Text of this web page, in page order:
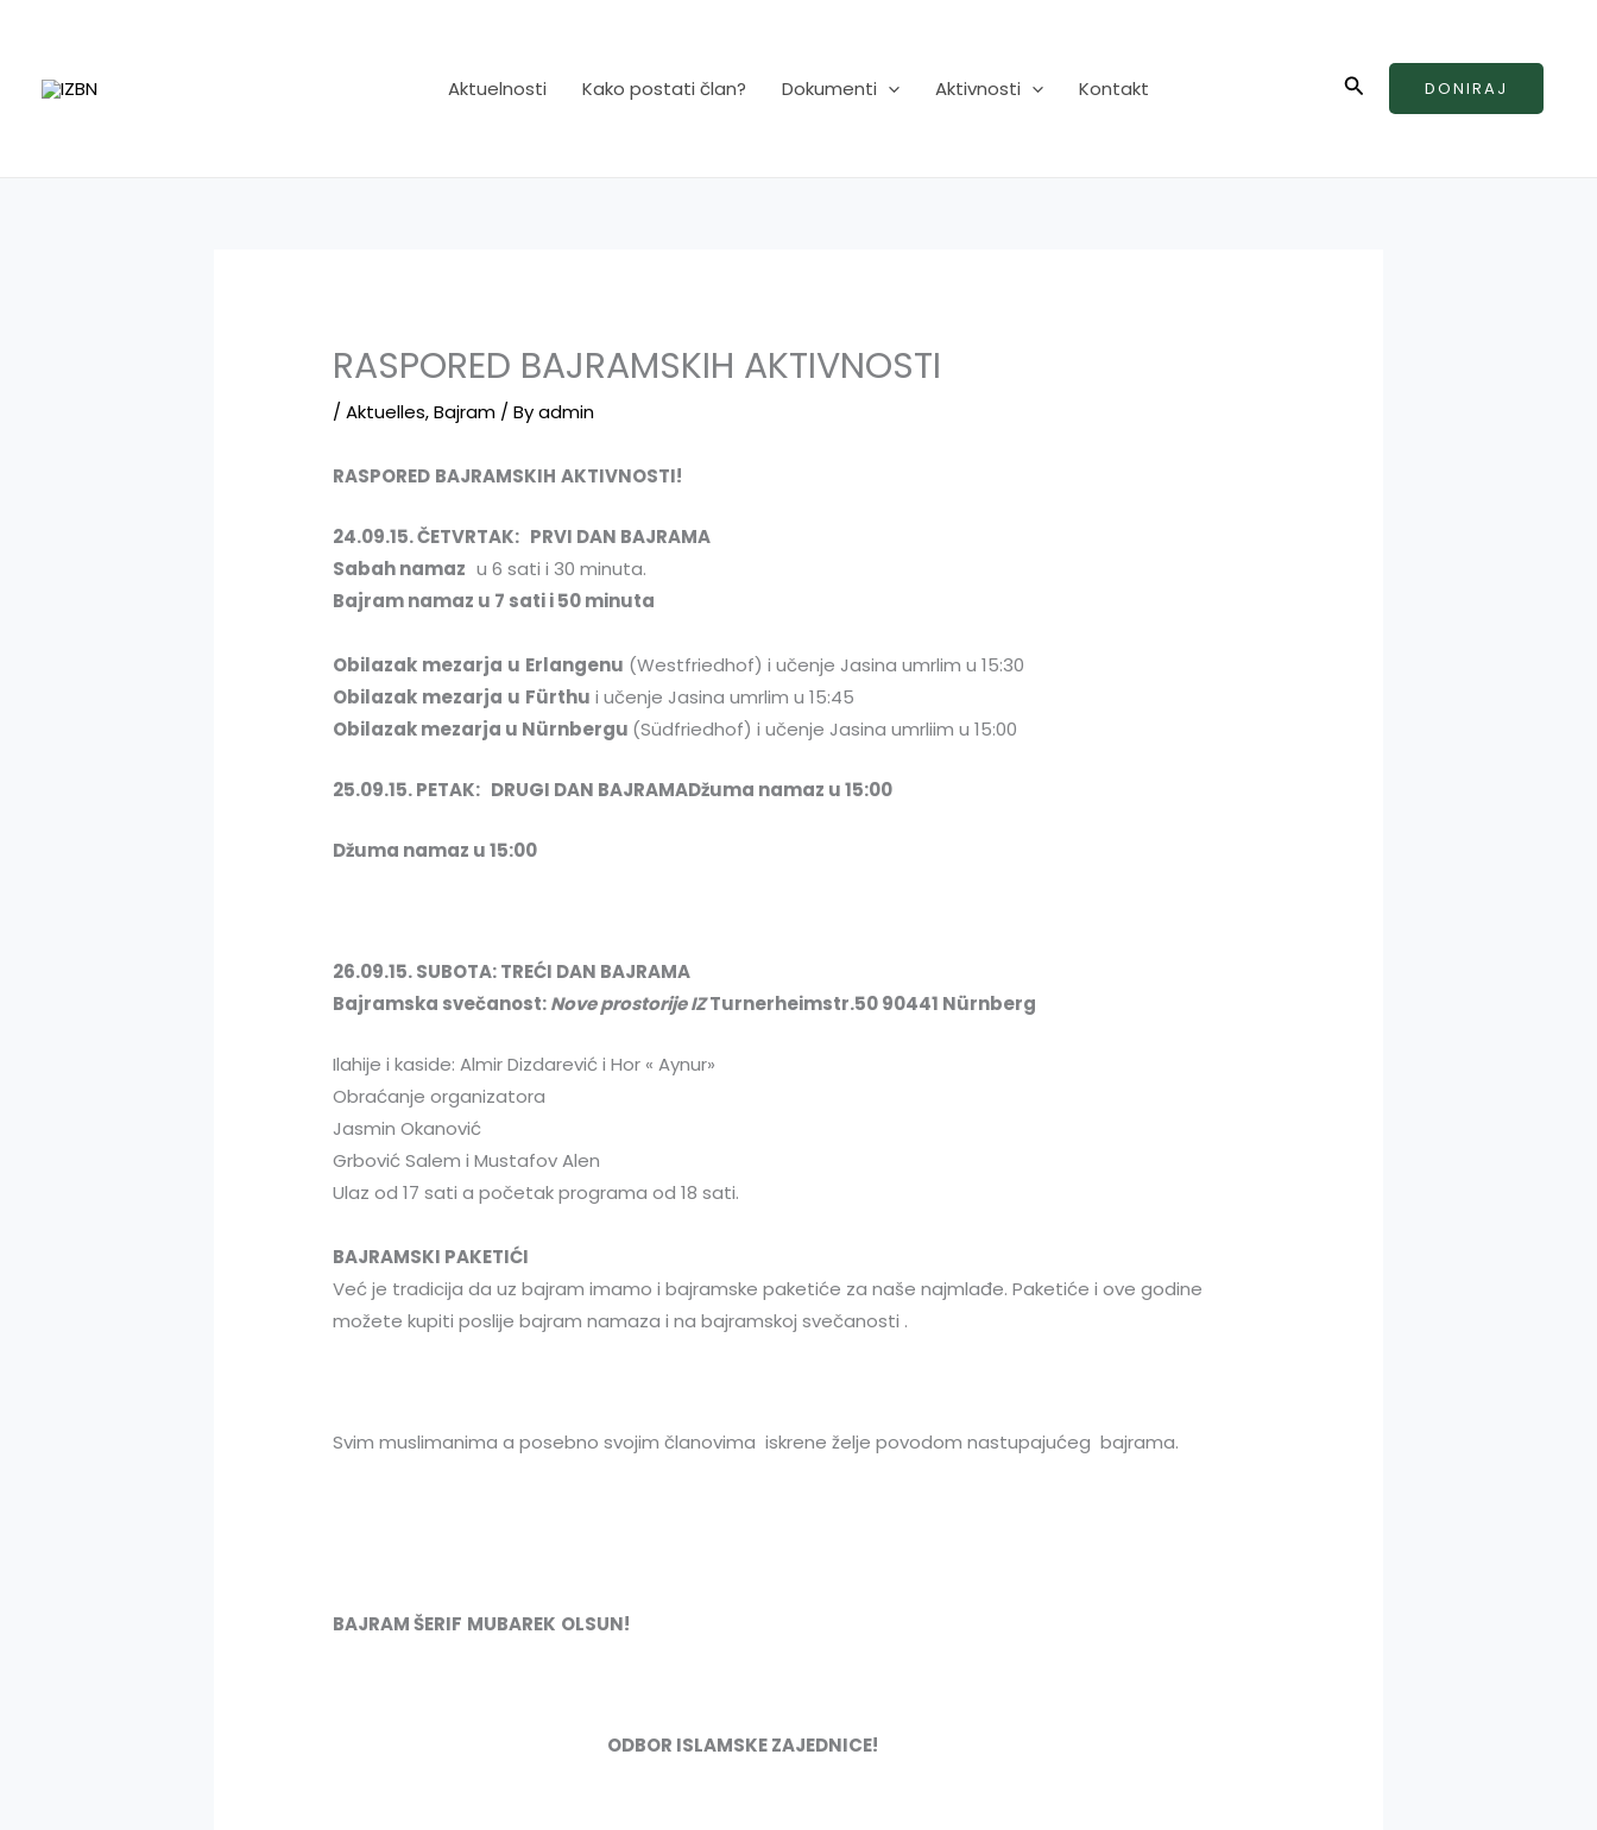
content
Aktuelnosti Kako postati član? Dokumenti Aktivnosti Kontakt Search DONIRAJ
RASPORED BAJRAMSKIH AKTIVNOSTI
/Aktuelles,Bajram / Byadmin
RASPORED BAJRAMSKIH AKTIVNOSTI!
24.09.15. ČETVRTAK: PRVI DAN BAJRAMA
Sabah namazu 6 sati i 30 minuta.
Bajram namaz u 7 sati i 50 minuta
Obilazak mezarja u Erlangenu (Westfriedhof) i učenje Jasina umrlim u 15:30
Obilazak mezarja u Fürthu i učenje Jasina umrlim u 15:45
Obilazak mezarja u Nürnbergu (Südfriedhof) i učenje Jasina umrliim u 15:00
25.09.15. PETAK: DRUGI DAN BAJRAMADžuma namaz u 15:00
Džuma namaz u 15:00
26.09.15. SUBOTA: TREĆI DAN BAJRAMA
Bajramska svečanost:Nove prostorije IZTurnerheimstr.50 90441 Nürnberg
Ilahije i kaside: Almir Dizdarević i Hor « Aynur»
Obraćanje organizatora
Jasmin Okanović
Grbović Salem i Mustafov Alen
Ulaz od 17 sati a početak programa od 18 sati.
BAJRAMSKI PAKETIĆI
Već je tradicija da uz bajram imamo i bajramske paketiće za naše najmlađe. Paketiće i ove godine
možete kupiti poslije bajram namaza i na bajramskoj svečanosti .
Svim muslimanima a posebno svojim članovima iskrene želje povodom nastupajućeg bajrama.
BAJRAMŠERIF MUBAREK OLSUN!
ODBOR ISLAMSKE ZAJEDNICE!